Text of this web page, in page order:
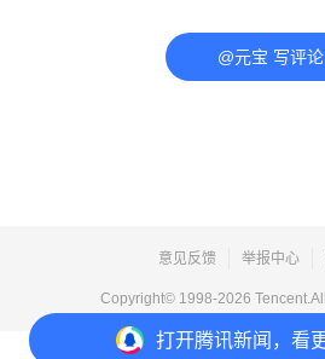
打开腾讯新闻，看
@元宝 写评论
意见反馈 举报中心
Copyright© 1998-2026